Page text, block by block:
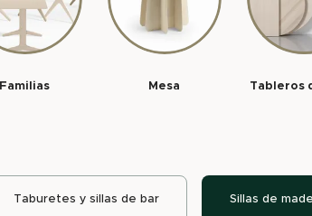
Familias Mesa Tableros
Taburetes y sillas de bar Sillas de